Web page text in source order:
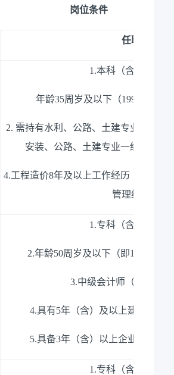
岗位条件
任职要求
1.本科（含）以上学
年龄35周岁及以下（1991
2. 需持有水利、公路、土建专业二级造
安装、公路、土建专业一级造价工
4.工程造价8年及以上工作经历（其中
管理经验）。
1.专科（含）以上学
2.年龄50周岁及以下（即1976
3.中级会计师（含）及以
4.具有5年（含）及以上建筑施工
5.具备3年（含）以上企业财务负
1.专科（含）以上学